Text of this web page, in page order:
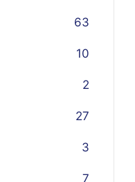
63
10
2
27
3
7